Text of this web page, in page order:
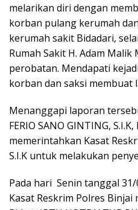
melarikan diri dengan
korban pulang kerumah
kerumah sakit Bidadari,
Rumah Sakit H. Adam
perobatan. Mendapati
korban dan saksi membuat
Menanggapi laporan
FERIO SANO GINTING,
memerintahkan Kasat
S.I.K untuk melakukan
Pada hari Senin tanggal
Kasat Reskrim Polres